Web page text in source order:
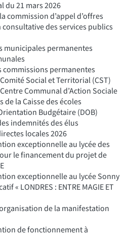
du 21 mars 2026
commission d’appel d’offres
des services publics
municipales permanentes
commissions permanentes
Social et Territorial (CST)
Communal d’Action Sociale
la Caisse des écoles
Budgétaire (DOB)
indemnités des élus
locales 2026
exceptionnelle au lycée des
le financement du projet de
exceptionnelle au lycée Sonny
« LONDRES : ENTRE MAGIE ET
de la manifestation
de fonctionnement à